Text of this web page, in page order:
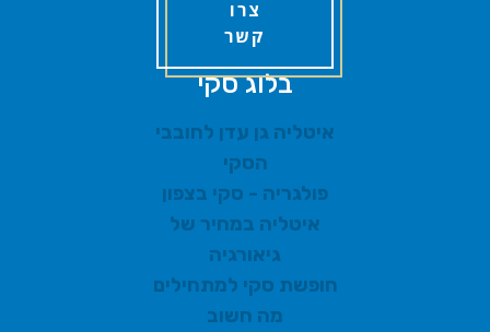
צרו
קשר
בלוג סקי
איטליה גן עדן לחובבי
הסקי
פולגריה - סקי בצפון
איטליה במחיר של
גיאורגיה
חופשת סקי למתחילים
מה חשוב